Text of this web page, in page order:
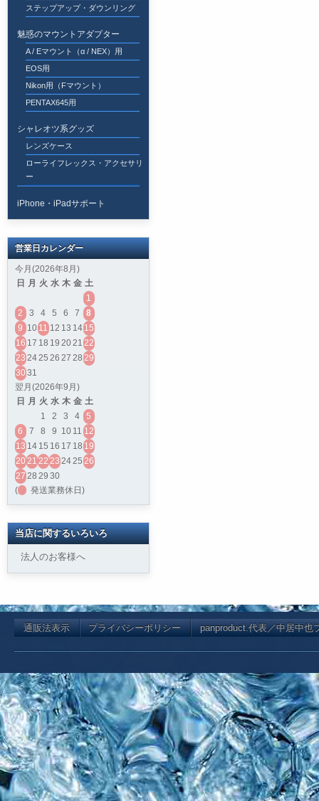
ステップアップ・ダウンリング
魅惑のマウントアダプター
A / Eマウント（α / NEX）用
EOS用
Nikon用（Fマウント）
PENTAX645用
シャレオツ系グッズ
レンズケース
ローライフレックス・アクセサリ
ー
iPhone・iPadサポート
営業日カレンダー
今月(2026年8月)
日
月 火 水 木 金 土
1
2
3 4 5 6 7
8
9 10 11 12 13 14 15
16 17 18 19 2021 22
23 2425 26 27 28 29
30 31
翌月(2026年9月)
日
月 火 水 木 金 土
1
2 3 4
5
6
7 8 9 10 11 12
13 14 15 16 17 18 19
20 21 22 23 2425 26
27 28 29 30
(
発送業務休日)
当店に関するいろいろ
法人のお客様へ
通販法表示 プライバシーポリシー panproduct.代表／中居中也